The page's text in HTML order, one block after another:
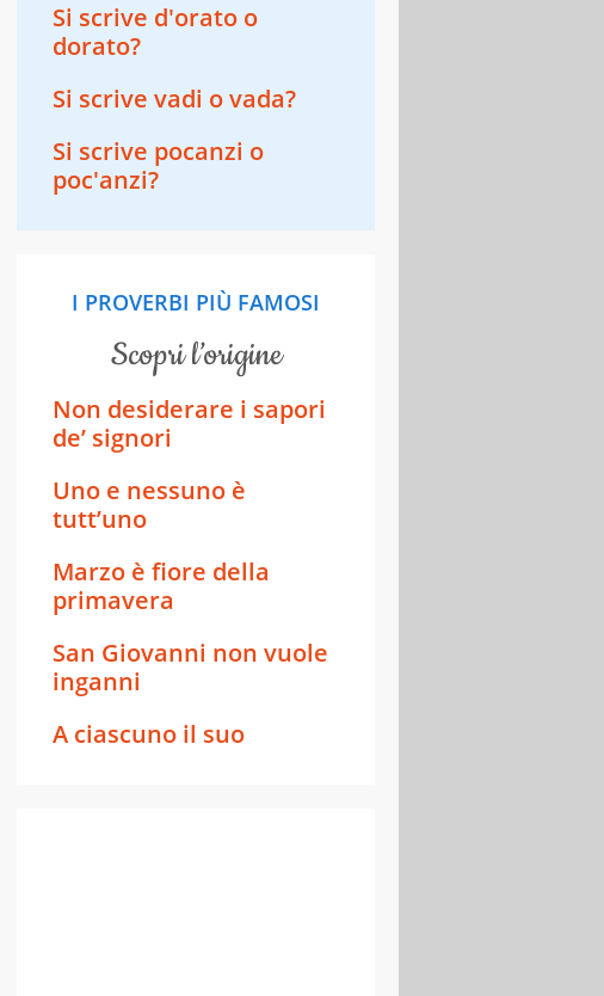
Si scrive d'orato o
dorato?
Si scrive vadi o vada?
Si scrive pocanzi o
poc'anzi?
I PROVERBI PIÙ FAMOSI
scopri l’origine
Non desiderare i sapori
de’ signori
Uno e nessuno è
tutt’uno
Marzo è fiore della
primavera
San Giovanni non vuole
inganni
A ciascuno il suo